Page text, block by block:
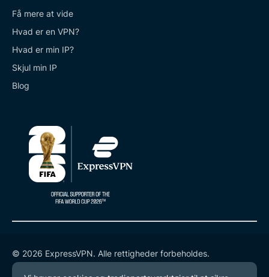
Få mere at vide
Hvad er en VPN?
Hvad er min IP?
Skjul min IP
Blog
© 2026 ExpressVPN. Alle rettigheder forbeholdes.
Databeskyttelsespolitik